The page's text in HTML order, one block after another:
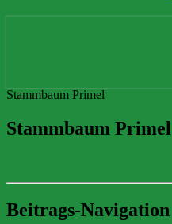
Stammbaum Primel
Stammbaum Primel
Beitrags-Navigation